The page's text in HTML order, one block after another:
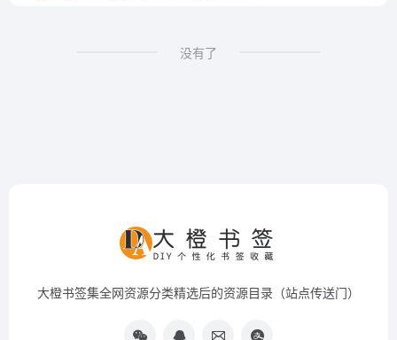
没有了
大橙书签集全网资源分类精选后的资源目录（站点传送门）